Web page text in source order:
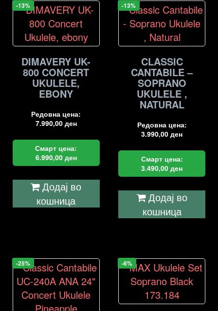
-13%
DIMAVERY UK-
800 CONCERT
UKULELE,
EBONY
Редовна цена:
7.990,00 ден
Смарт цена:
6.990,00 ден
Додај во
кошница
-13%
CLASSIC
CANTABILE –
SOPRANO
UKULELE ,
NATURAL
Редовна цена:
3.990,00ден
Смарт цена:
3.490,00ден
Додај во
кошница
-25% -6%